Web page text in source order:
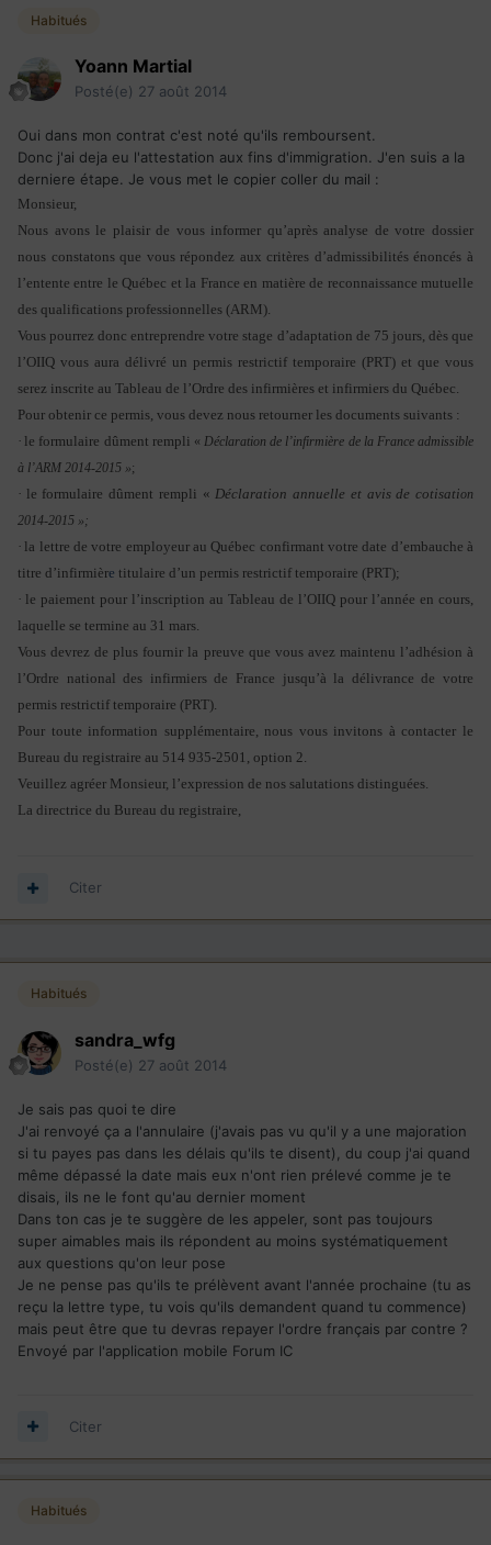
Habitués
Yoann Martial
Posté(e) 27 août 2014
Oui dans mon contrat c'est noté qu'ils remboursent.
Donc j'ai deja eu l'attestation aux fins d'immigration. J'en suis a la
derniere étape. Je vous met le copier coller du mail :
Monsieur,
Nous avons le plaisir de vous informer qu’après analyse de votre dossier
nous constatons que vous répondez aux critères d’admissibilités énoncés à
l’entente entre le Québec et la France en matière de reconnaissance mutuelle
des qualifications professionnelles (ARM).
Vous pourrez donc entreprendre votre stage d’adaptation de 75 jours, dès que
l’OIIQ vous aura délivré un permis restrictif temporaire (PRT) et que vous
serez inscrite au Tableau de l’Ordre des infirmières et infirmiers du Québec.
Pour obtenir ce permis, vous devez nous retourner les documents suivants :
· le formulaire dûment rempli «Déclaration de l’infirmière de la France admissible
à l’ARM 2014-2015 »;
· le formulaire dûment rempli «Déclaration annuelle et avis de cotisation
2014-2015 »;
· la lettre de votre employeur au Québec confirmant votre date d’embauche à
titre d’infirmière titulaire d’un permis restrictif temporaire (PRT);
· le paiement pour l’inscription au Tableau de l’OIIQ pour l’année en cours,
laquelle se termine au 31 mars.
Vous devrez de plus fournir la preuve que vous avez maintenu l’adhésion à
l’Ordre national des infirmiers de France jusqu’à la délivrance de votre
permis restrictif temporaire (PRT).
Pour toute information supplémentaire, nous vous invitons à contacter le
Bureau du registraire au 514 935-2501, option 2.
Veuillez agréer Monsieur, l’expression de nos salutations distinguées.
La directrice du Bureau du registraire,
Citer
Habitués
sandra_wfg
Posté(e) 27 août 2014
Je sais pas quoi te dire
J'ai renvoyé ça a l'annulaire (j'avais pas vu qu'il y a une majoration
si tu payes pas dans les délais qu'ils te disent), du coup j'ai quand
même dépassé la date mais eux n'ont rien prélevé comme je te
disais, ils ne le font qu'au dernier moment
Dans ton cas je te suggère de les appeler, sont pas toujours
super aimables mais ils répondent au moins systématiquement
aux questions qu'on leur pose
Je ne pense pas qu'ils te prélèvent avant l'année prochaine (tu as
reçu la lettre type, tu vois qu'ils demandent quand tu commence)
mais peut être que tu devras repayer l'ordre français par contre ?
Envoyé par l'application mobile Forum IC
Citer
Habitués